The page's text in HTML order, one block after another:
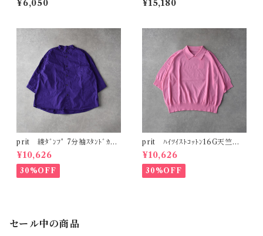
¥6,050 ¥15,180
prit 綾ﾀﾞﾝﾌﾟ 7分袖ｽﾀﾝﾄﾞｶﾗｰ
ｼｬﾂ (ﾊﾟｰﾌﾟﾙ) P81635
¥10,626
30%OFF
prit ﾊｲﾂｲｽﾄｺｯﾄﾝ16G天竺編
み 襟付き5分袖ﾜｲﾄﾞﾌﾟﾙｵｰﾊﾞｰ
(ﾋﾟﾝｸ) P916108
¥10,626
30%OFF
セール中の商品